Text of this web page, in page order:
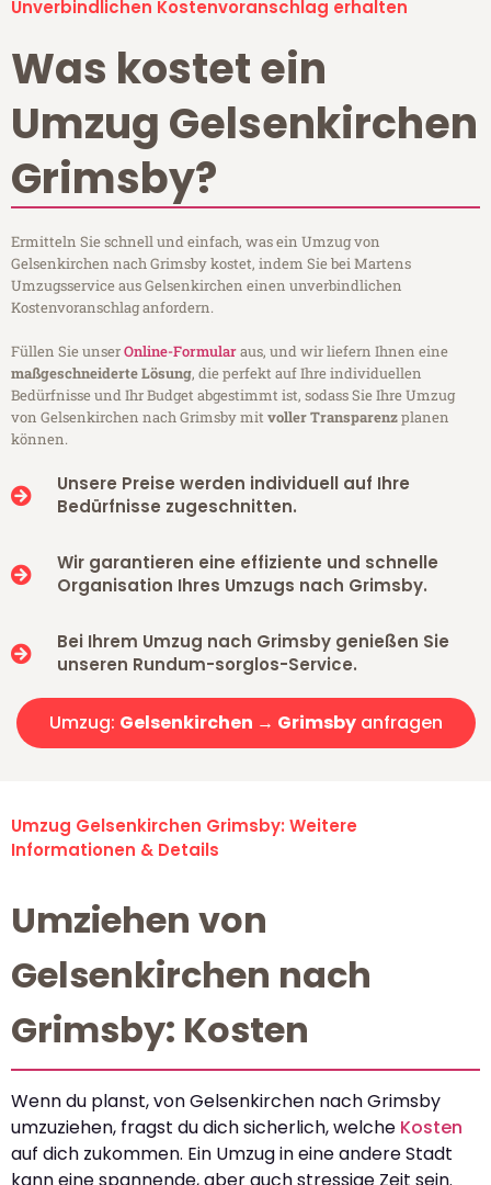
Unverbindlichen Kostenvoranschlag erhalten
Was kostet ein
Umzug Gelsenkirchen
Grimsby?
Ermitteln Sie schnell und einfach, was ein Umzug von
Gelsenkirchen nach Grimsby kostet, indem Sie bei Martens
Umzugsservice aus Gelsenkirchen einen unverbindlichen
Kostenvoranschlag anfordern.
Füllen Sie unserOnline-Formularaus, und wir liefern Ihnen eine
maßgeschneiderte Lösung, die perfekt auf Ihre individuellen
Bedürfnisse und Ihr Budget abgestimmt ist, sodass Sie Ihre Umzug
von Gelsenkirchen nach Grimsby mitvoller Transparenzplanen
können.
Unsere Preise werden individuell auf Ihre
Bedürfnisse zugeschnitten.
Wir garantieren eine effiziente und schnelle
Organisation Ihres Umzugs nach Grimsby.
Bei Ihrem Umzug nach Grimsby genießen Sie
unseren Rundum-sorglos-Service.
Umzug: Gelsenkirchen → Grimsbyanfragen
Umzug Gelsenkirchen Grimsby: Weitere
Informationen & Details
Umziehen von
Gelsenkirchen nach
Grimsby: Kosten
Wenn du planst, von Gelsenkirchen nach Grimsby
umzuziehen, fragst du dich sicherlich, welche Kosten
auf dich zukommen. Ein Umzug in eine andere Stadt